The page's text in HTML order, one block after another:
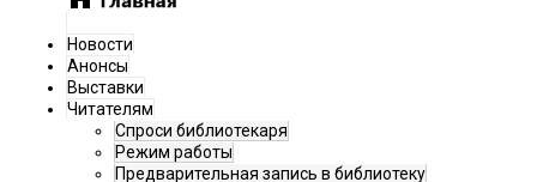
Новости
Анонсы
Выставки
Читателям
Спроси библиотекаря
Режим работы
Предварительная запись в библиотеку